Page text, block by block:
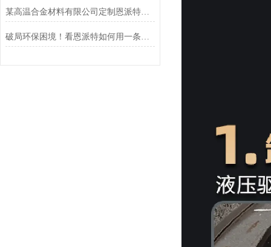
某高温合金材料有限公司定制恩派特全自动脱油机客户案例
破局环保困境！看恩派特如何用一条产线解决环保+成本两大难题！